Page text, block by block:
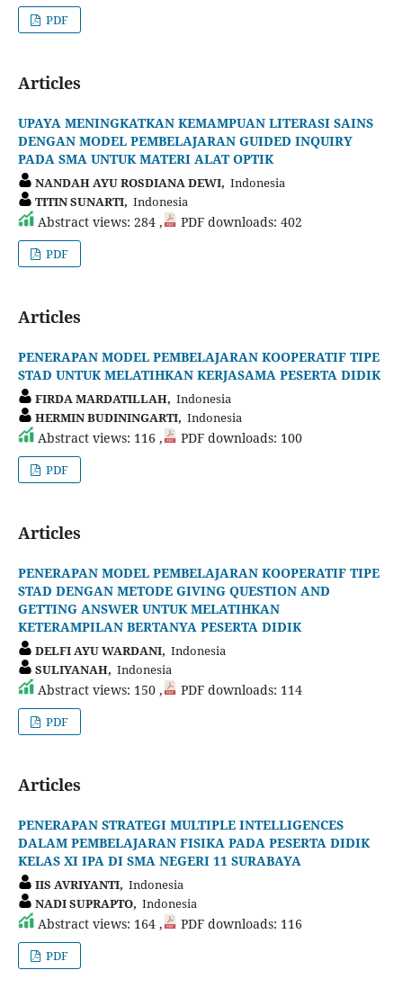
PDF
Articles
UPAYA MENINGKATKAN KEMAMPUAN LITERASI SAINS
DENGAN MODEL PEMBELAJARAN GUIDED INQUIRY
PADA SMA UNTUK MATERI ALAT OPTIK
NANDAH AYU ROSDIANA DEWI, Indonesia
TITIN SUNARTI, Indonesia
Abstract views: 284 , PDF downloads: 402
PDF
Articles
PENERAPAN MODEL PEMBELAJARAN KOOPERATIF TIPE
STAD UNTUK MELATIHKAN KERJASAMA PESERTA DIDIK
FIRDA MARDATILLAH, Indonesia
HERMIN BUDININGARTI, Indonesia
Abstract views: 116 , PDF downloads: 100
PDF
Articles
PENERAPAN MODEL PEMBELAJARAN KOOPERATIF TIPE
STAD DENGAN METODE GIVING QUESTION AND
GETTING ANSWER UNTUK MELATIHKAN
KETERAMPILAN BERTANYA PESERTA DIDIK
DELFI AYU WARDANI, Indonesia
SULIYANAH, Indonesia
Abstract views: 150 , PDF downloads: 114
PDF
Articles
PENERAPAN STRATEGI MULTIPLE INTELLIGENCES
DALAM PEMBELAJARAN FISIKA PADA PESERTA DIDIK
KELAS XI IPA DI SMA NEGERI 11 SURABAYA
IIS AVRIYANTI, Indonesia
NADI SUPRAPTO, Indonesia
Abstract views: 164 , PDF downloads: 116
PDF